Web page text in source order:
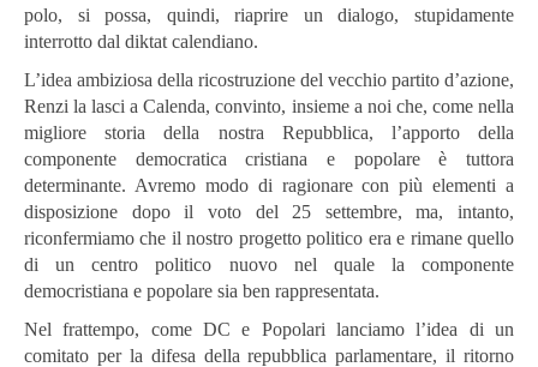
polo, si possa, quindi, riaprire un dialogo, stupidamente
interrotto dal diktat calendiano.
L’idea ambiziosa della ricostruzione del vecchio partito d’azione,
Renzi la lasci a Calenda, convinto, insieme a noi che, come nella
migliore storia della nostra Repubblica, l’apporto della
componente democratica cristiana e popolare è tuttora
determinante. Avremo modo di ragionare con più elementi a
disposizione dopo il voto del 25 settembre, ma, intanto,
riconfermiamo che il nostro progetto politico era e rimane quello
di un centro politico nuovo nel quale la componente
democristiana e popolare sia ben rappresentata.
Nel frattempo, come DC e Popolari lanciamo l’idea di un
comitato per la difesa della repubblica parlamentare, il ritorno